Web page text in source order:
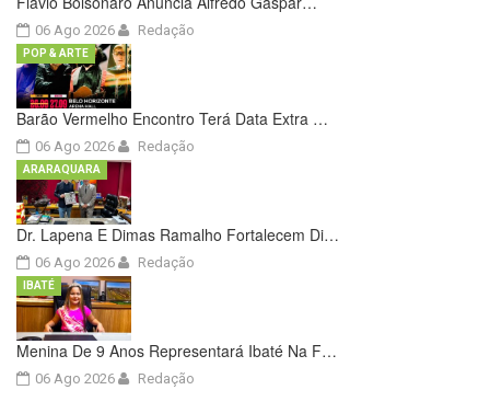
06 Ago 2026 Redação
Barão Vermelho Encontro Terá Data Extra …
06 Ago 2026
POP & ARTE
Redação
Dr. Lapena E Dimas Ramalho Fortalecem Di…
06 Ago 2026
ARARAQUARA
Redação
Menina De 9 Anos Representará Ibaté Na F…
06 Ago 2026
IBATÉ
Redação